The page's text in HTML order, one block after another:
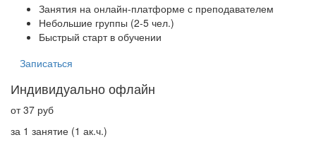
Занятия на онлайн-платформе с преподавателем
Небольшие группы (2-5 чел.)
Быстрый старт в обучении
Записаться
Индивидуально офлайн
от 37 руб
за 1 занятие (1 ак.ч.)